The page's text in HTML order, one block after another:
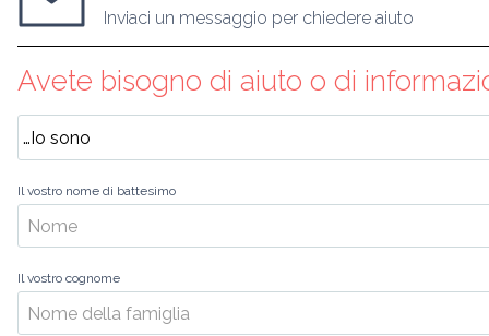
Inviaci un messaggio per chiedere aiuto
Avete bisogno di aiuto o di
Il vostro nome di battesimo
Il vostro cognome